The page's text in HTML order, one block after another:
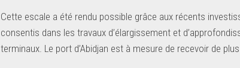
Cette escale a été rendu possible grâce aux récents
consentis dans les travaux d’élargissement et
terminaux. Le port d’Abidjan est à mesure de recevoir de